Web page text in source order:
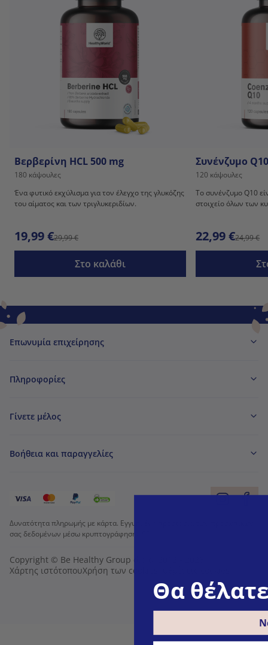
Βερβερίνη HCL 500 mg
180 κάψουλες
Ένα φυτικό εκχύλισμα για τον έλεγχο της γλυκόζης
του αίματος και των τριγλυκεριδίων.
19,99 €29,99 €
Στο καλάθι
Συνένζυμο
120 κάψουλες
Το συνένζυμο Q10
στοιχείο όλων των
22,99 €24,99 €
Επωνυμία επιχείρησης
Πληροφορίες
Γίνετε μέλος
Βοήθεια και παραγγελίες
Δυνατότητα πληρωμής με κάρτα. Εγγυημένη προστασία των προσωπικών
σας δεδομένων μέσω κρυπτογράφησης SSL.
Copyright © Be Healthy Group d.o.o. 2012 - 2026
Χάρτης ιστότοπουΧρήση των cookies
Θα